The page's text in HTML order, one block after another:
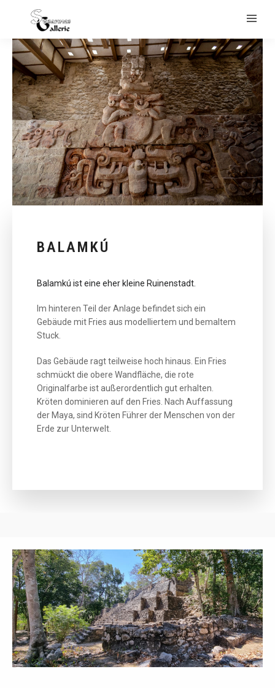
BALAMKÚ
Balamkú ist eine eher kleine Ruinenstadt.
Im hinteren Teil der Anlage befindet sich ein
Gebäude mit Fries aus modelliertem und bemaltem
Stuck.
Das Gebäude ragt teilweise hoch hinaus. Ein Fries
schmückt die obere Wandfläche, die rote
Originalfarbe ist außerordentlich gut erhalten.
Kröten dominieren auf den Fries. Nach Auffassung
der Maya, sind Kröten Führer der Menschen von der
Erde zur Unterwelt.